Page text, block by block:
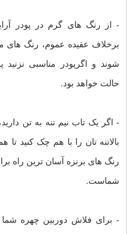
- از رنگ های گرم در پودر
برخلاف عقیده عموم، رنگ های
شوند و اگرپودر مناسبی
حالت خواهد بود.
- اگر یک تاب نیم تنه به تن
بالاتنه تان را با هم چک کنید تا
رنگ های برنزه آسان ترین راه
شماست.
- برای فلاش دوربین چهره شما